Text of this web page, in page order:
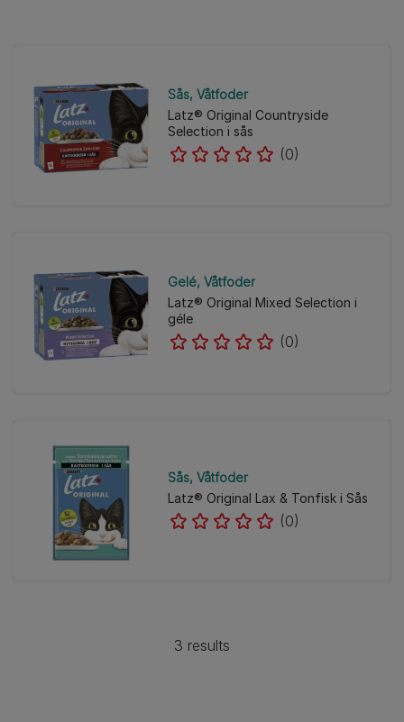
Sås Våtfoder
Latz® Original Countryside
Selection i sås
(0)
Gelé Våtfoder
Latz® Original Mixed Selection i
géle
(0)
Sås Våtfoder
Latz® Original Lax & Tonfisk i Sås
(0)
3 results